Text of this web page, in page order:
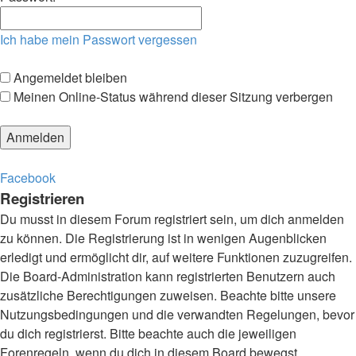
Ich habe mein Passwort vergessen
Angemeldet bleiben
Meinen Online-Status während dieser Sitzung verbergen
Facebook
Registrieren
Du musst in diesem Forum registriert sein, um dich anmelden
zu können. Die Registrierung ist in wenigen Augenblicken
erledigt und ermöglicht dir, auf weitere Funktionen zuzugreifen.
Die Board-Administration kann registrierten Benutzern auch
zusätzliche Berechtigungen zuweisen. Beachte bitte unsere
Nutzungsbedingungen und die verwandten Regelungen, bevor
du dich registrierst. Bitte beachte auch die jeweiligen